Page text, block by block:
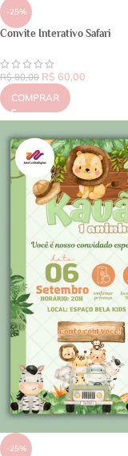
-25%
Convite Interativo Safari
R$80,00 R$ 60,00
COMPRAR
-25%